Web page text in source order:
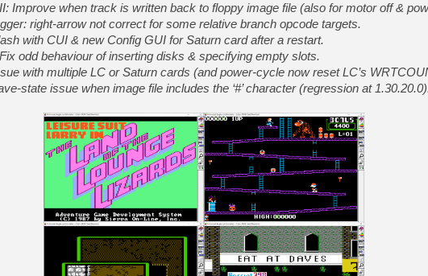
[GK] Guillermo del Toro
Improve when track is written back to floppy image file (also for motor off &
right-arrow not correct for some relative branch opcode targets.
with CUI & new Config GUI for Saturn card after a restart.
odd behaviour of inserting disks & specifying empty slots.
with multiple LC or Saturn cards (and power-cycle now reset LC’s
state issue when image file includes the ‘#’ character (regression at